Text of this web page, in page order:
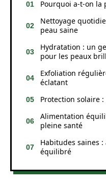
Pourquoi a-t-on la
Nettoyage
peau saine
Hydratation : un
pour les peaux
Exfoliation
éclatant
Protection solaire
Alimentation
pleine santé
Habitudes saines
équilibré